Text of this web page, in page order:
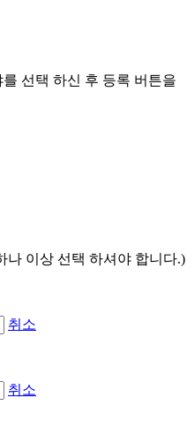
선택 하신 후 등록 버튼을
나 이상 선택 하셔야 합니다.)
취소
취소